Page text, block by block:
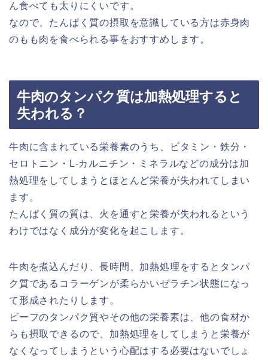
ん食べても太りにくいです。
なので、たんぱく質の摂取を意識している方は赤身肉
のもも肉を食べられる事をおすすめします。
牛肉のタンパク質は加熱処理すると
失われる？
牛肉に含まれている栄養素のうち、ビタミン・鉄分・
セロトニン・L-カルニチン・ミネラルなどの成分は加
熱処理をしてしまうとほとんど栄養が失われてしまい
ます。
たんぱく質の質は、火を通すと栄養が失われるという
わけではなく成分が変化を起こします。
牛肉を煮込んだり、長時間、加熱処理をするとタンパ
ク質であるコラーゲンが柔らかいゼラチン状態になっ
て形成されたりします。
ビーフのタンパク質やその他の栄養素は、他の食材か
らも摂取できるので、加熱処理をしてしまうと栄養が
なくなってしまうという心配はする必要はないでしょ